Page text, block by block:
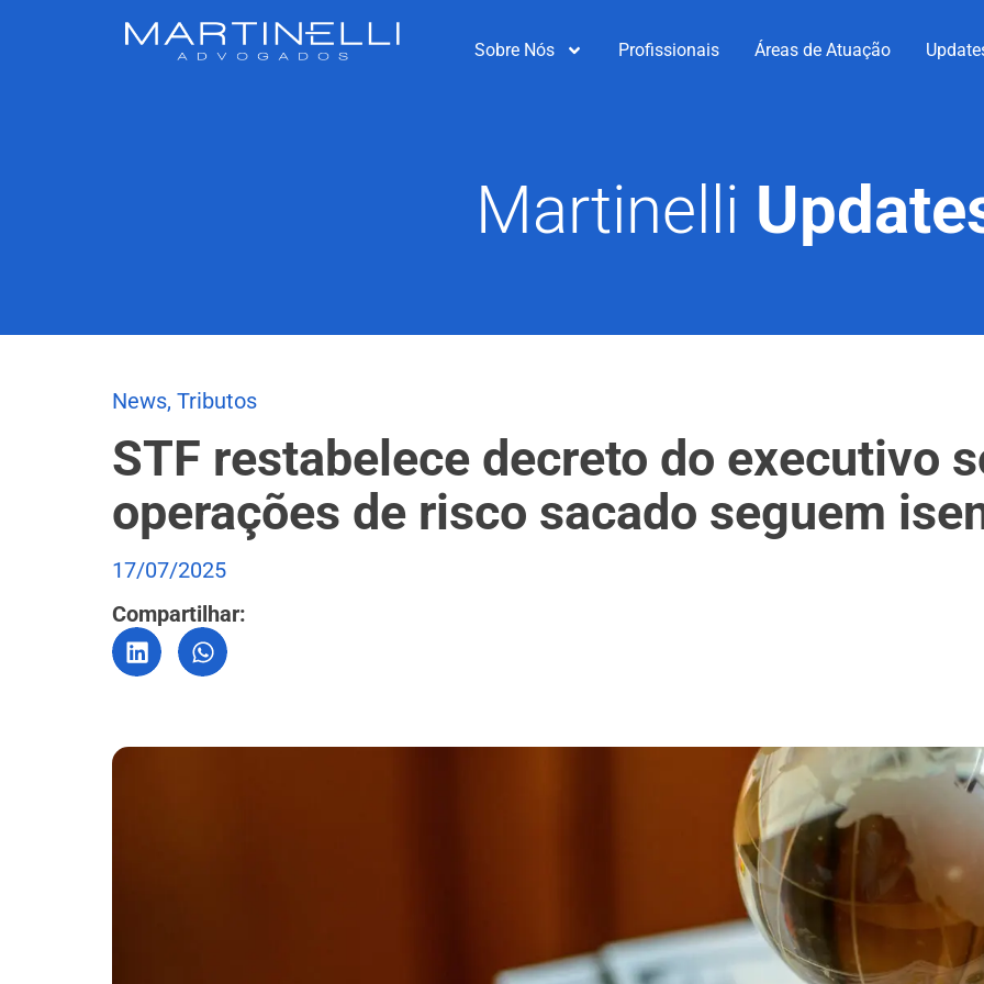
Sobre Nós Profissionais Áreas de Atuação
Martinelli
News, Tributos
STF restabelece decreto do executivo
operações de risco sacado seguem
17/07/2025
Compartilhar: